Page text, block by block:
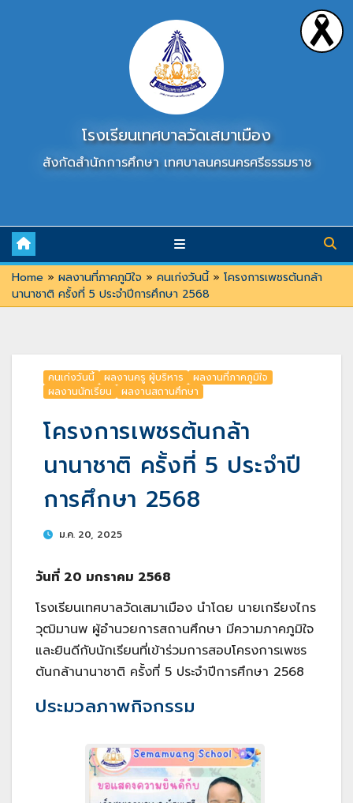
โรงเรียนเทศบาลวัดเสมาเมือง
สังกัดสำนักการศึกษา เทศบาลนครนครศรีธรรมราช
Home » ผลงานที่ภาคภูมิใจ » คนเก่งวันนี้» โครงการเพชรต้นกล้า
นานาชาติ ครั้งที่ 5 ประจำปีการศึกษา 2568
คนเก่งวันนี้ ผลงานครู ผู้บริหาร
ผลงานที่ภาคภูมิใจ
ผลงานนักเรียน
ผลงานสถานศึกษา
โครงการเพชรต้นกล้า
นานาชาติ ครั้งที่ 5 ประจำปี
การศึกษา 2568
ม.ค. 20, 2025
วันที่ 20 มกราคม 2568
โรงเรียนเทศบาลวัดเสมาเมือง นำโดย นายเกรียงไกร
วุฒิมานพ ผู้อำนวยการสถานศึกษา มีความภาคภูมิใจ
และยินดีกับนักเรียนที่เข้าร่วมการสอบโครงการเพชร
ต้นกล้านานาชาติ ครั้งที่ 5 ประจำปีการศึกษา 2568
ประมวลภาพกิจกรรม